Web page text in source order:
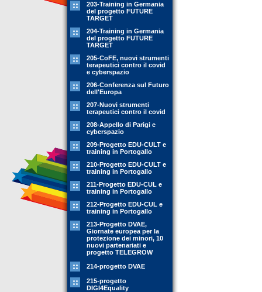
203-Training in Germania
del progetto FUTURE
TARGET
204-Training in Germania
del progetto FUTURE
TARGET
205-CoFE, nuovi strumenti
terapeutici contro il covid
e cyberspazio
206-Conferenza sul Futuro
dell'Europa
207-Nuovi strumenti
terapeutici contro il covid
208-Appello di Parigi e
cyberspazio
209-Progetto EDU-CULT e
training in Portogallo
210-Progetto EDU-CULT e
training in Portogallo
211-Progetto EDU-CUL e
training in Portogallo
212-Progetto EDU-CUL e
training in Portogallo
213-Progetto DVAE,
Giornate europea per la
protezione dei minori, 10
nuovi partenariati e
progetto TELEGROW
214-progetto DVAE
215-progetto
DIGI4Equality